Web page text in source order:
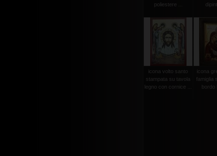
poliestere ...
icona volto santo
stampata su tavola
legno con cornice ...
icona
famiglia
bordo